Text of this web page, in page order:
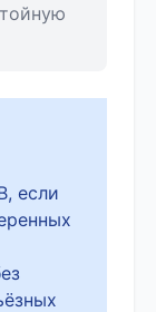
если